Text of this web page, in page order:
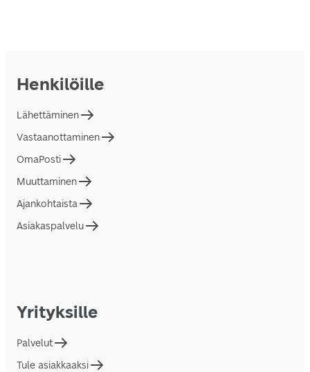
Henkilöille
Lähettäminen
Vastaanottaminen
OmaPosti
Muuttaminen
Ajankohtaista
Asiakaspalvelu
Yrityksille
Palvelut
Tule asiakkaaksi